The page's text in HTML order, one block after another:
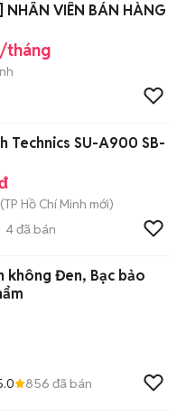
NHÂN VIÊN BÁN HÀNG
tháng
Technics SU-A900 SB-
(TP Hồ Chí Minh mới)
4đã bán
không Đen, Bạc bảo
856 đã bán